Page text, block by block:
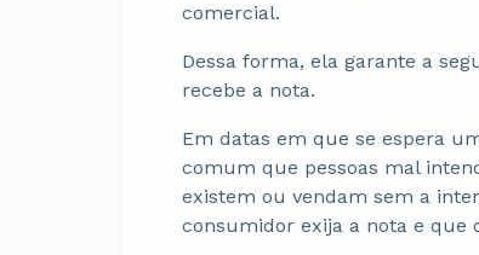
comercial.
Dessa forma, ela garante a
recebe a nota.
Em datas em que se espera
comum que pessoas mal
existem ou vendam sem a
consumidor exija a nota e que